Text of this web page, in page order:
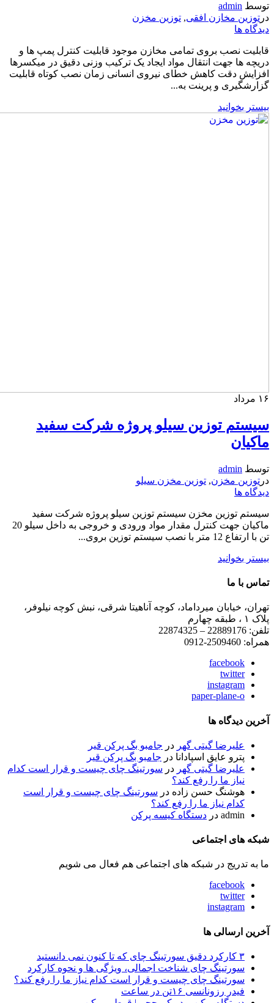
توسط admin
در توزین مخازن افقی, توزین مخزن
دیدگاه ها
قابلیت نصب بروی تمامی مخازن موجود قابلیت کنترل پمپ ها و
دریچه ها جهت انتقال مواد ایجاد یک ترکیب وزنی دقیق در میکسرها
افزایش دقت کاهش خطای نیروی انسانی زمان نصب کوتاه قابلیت
گزارشگیری و پرینت به...
بیستر بخوانید
۱۶ مرداد
سیستم توزین سیلو پروژه شرکت سفید
ماکیان
توسط admin
در توزین مخزن, توزین مخزن سیلو
دیدگاه ها
سیستم توزین مخزن سیستم توزین سیلو پروژه شرکت سفید
ماکیان جهت کنترل مقدار مواد ورودی و خروجی به داخل سیلو 20
تن با ارتفاع 12 متر با نصب سیستم توزین بروی...
بیستر بخوانید
تماس با ما
تهران، خیابان میرداماد، کوچه آناهیتا شرقی، نبش کوچه نیلوفر،
پلاک ۱ ، طبقه چهارم
تلفن: 22889176 – 22874325
همراه: 2509460-0912
facebook
twitter
instagram
paper-plane-o
آخرین دیدگاه ها
علیرضا گیتی گهر در جامبو بگ پرکن قیر
پترو عایق اسپادانا در جامبو بگ پرکن قیر
علیرضا گیتی گهر در سورتینگ چای چیست و قرار است کدام
نیاز ما را رفع کند؟
هوشنگ حسن زاده در سورتینگ چای چیست و قرار است
کدام نیاز ما را رفع کند؟
admin در دستگاه کیسه پرکن
شبکه های اجتماعی
ما به تدریج در شبکه های اجتماعی هم فعال می شویم
facebook
twitter
instagram
آخرین ارسالی ها
۳ کارکرد دقیق سورتینگ چای که تا کنون نمی دانستید
سورتینگ چای شناخت اجمالی، ویژگی ها و نحوه کارکرد
سورتینگ چای چیست و قرار است کدام نیاز ما را رفع کند؟
فیدر رزونانسی ۱۶تن در ساعت